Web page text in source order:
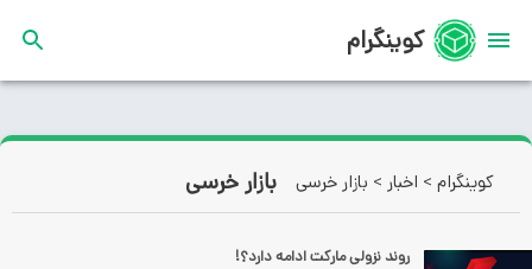
کوینگرام
کوینگرام > اخبار> بازار خرسی بازار خرسی
روند نزولی مارکت ادامه دارد؟!